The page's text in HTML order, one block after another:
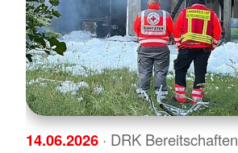
14.06.2026 · DRK Bereitschaften